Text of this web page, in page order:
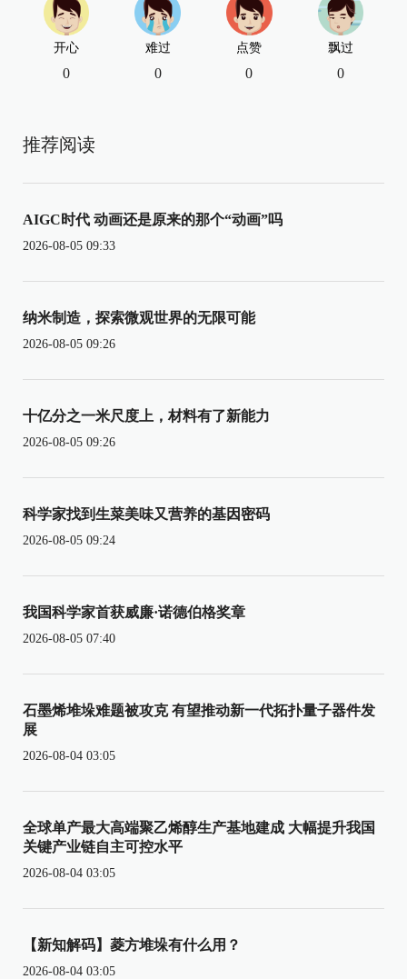
开心
0
难过
0
点赞
0
飘过
0
推荐阅读
AIGC时代 动画还是原来的那个“动画”吗
2026-08-05 09:33
纳米制造，探索微观世界的无限可能
2026-08-05 09:26
十亿分之一米尺度上，材料有了新能力
2026-08-05 09:26
科学家找到生菜美味又营养的基因密码
2026-08-05 09:24
我国科学家首获威廉·诺德伯格奖章
2026-08-05 07:40
石墨烯堆垛难题被攻克 有望推动新一代拓扑量子器件发
展
2026-08-04 03:05
全球单产最大高端聚乙烯醇生产基地建成 大幅提升我国
关键产业链自主可控水平
2026-08-04 03:05
【新知解码】菱方堆垛有什么用？
2026-08-04 03:05